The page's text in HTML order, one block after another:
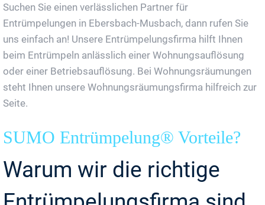
Suchen Sie einen verlässlichen Partner für
Entrümpelungen in Ebersbach-Musbach, dann rufen Sie
uns einfach an! Unsere Entrümpelungsfirma hilft Ihnen
beim Entrümpeln anlässlich einer Wohnungsauflösung
oder einer Betriebsauflösung. Bei Wohnungsräumungen
steht Ihnen unsere Wohnungsräumungsfirma hilfreich zur
Seite.
SUMO Entrümpelung® Vorteile?
Warum wir die richtige